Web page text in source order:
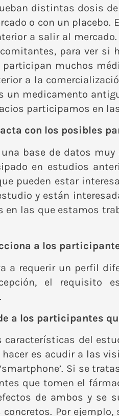
distintas dosis
o con un
a salir al
para ver si
participan muchos
a la
un medicamento
participamos en
con los posibles
base de datos
en estudios
pueden estar
y están
en las que estamos
a los
a requerir un perfil
el requisito
a los participantes
características del
es acudir a las
Si se
que tomen el
de ambos y se
concretos. Por